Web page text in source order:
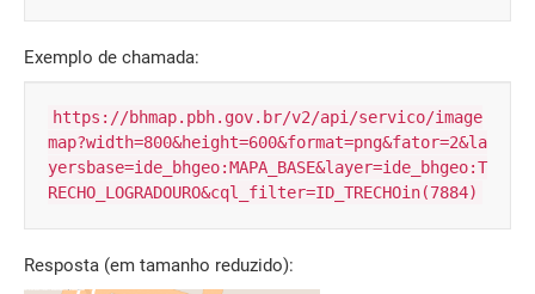
Exemplo de chamada:
https://bhmap.pbh.gov.br/v2/api/servico/image
map?width=800&height=600&format=png&fator=2&la
yersbase=ide_bhgeo:MAPA_BASE&layer=ide_bhgeo:T
RECHO_LOGRADOURO&cql_filter=ID_TRECHOin(7884)
Resposta (em tamanho reduzido):